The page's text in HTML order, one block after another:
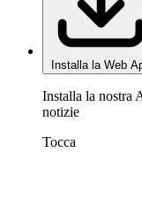
Installa la Web
Installa la nostra
notizie
Tocca